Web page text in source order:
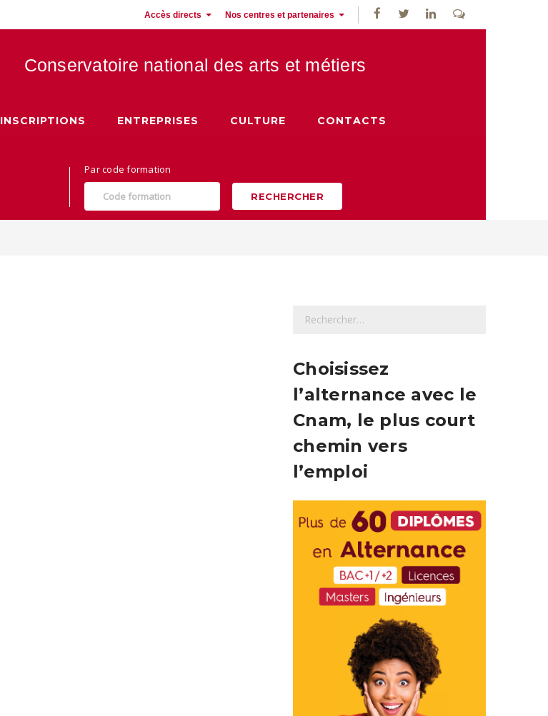
Accès directs Nos centres et partenaires
Conservatoire national des arts et métiers
INSCRIPTIONS ENTREPRISES CULTURE CONTACTS
Par code formation
RECHERCHER
h
r
c
e
r
:
Choisissez
l’alternance avec le
Cnam, le plus court
chemin vers
l’emploi